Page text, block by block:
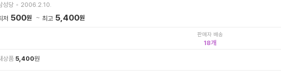
성당
2006.2.10.
저 500원 최고 5,400원
판매자 배송
18
상품 5,400원